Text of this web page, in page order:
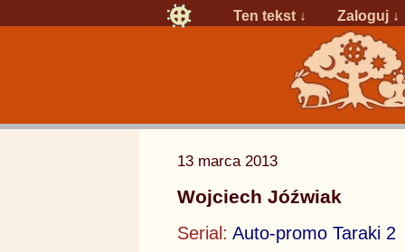
Ten tekst ↓ Zaloguj ↓
13 marca 2013
Wojciech Jóźwiak
Serial: Auto-promo Taraki 2